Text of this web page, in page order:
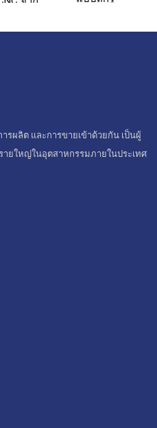
ผลิต และการขายเข้าด้วยกัน เป็นผู้
ยใหญ่ในอุตสาหกรรมภายในประเทศ